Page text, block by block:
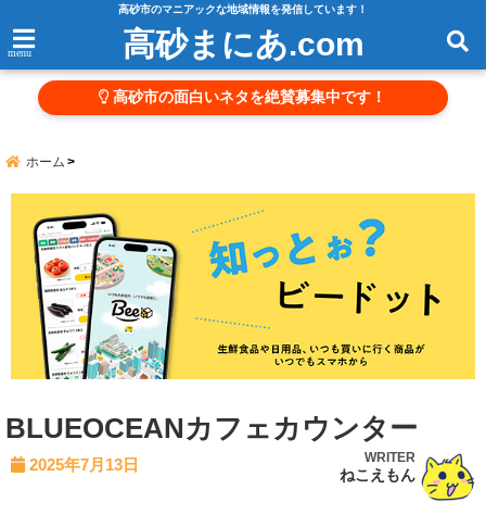
高砂市のマニアックな地域情報を発信しています！
menu 高砂まにあ.com
高砂市の面白いネタを絶賛募集中です！
ホーム
BLUEOCEANカフェカウンター
2025年7月13日 WRITER
ねこえもん